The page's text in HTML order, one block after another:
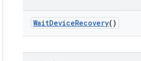
WaitDeviceRecovery()